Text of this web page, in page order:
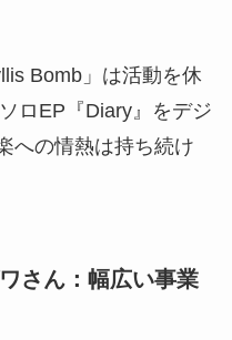
Bomb」は活動を休
ロEP『Diary』をデジ
への情熱は持ち続け
さん：幅広い事業